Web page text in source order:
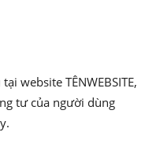
website TÊNWEBSITE,
tư của người dùng